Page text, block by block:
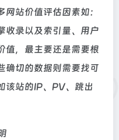
站价值评估因素如：
收录以及索引量、用户
值，最主要还是需要根
确切的数据则需要找可
该站的IP、PV、跳出